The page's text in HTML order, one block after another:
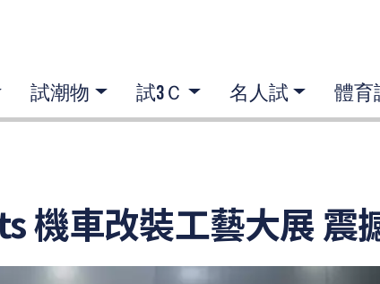
試潮物 試3Ｃ 名人試 體育
機車改裝工藝大展 震